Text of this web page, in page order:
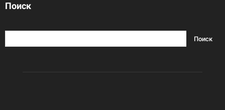
Поиск